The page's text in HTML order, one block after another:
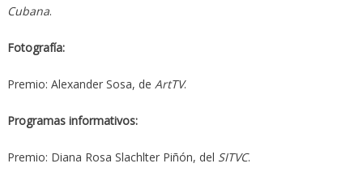
Cubana.
Fotografía:
Premio: Alexander Sosa, de ArtTV.
Programas informativos:
Premio: Diana Rosa Slachlter Piñón, del SITVC.